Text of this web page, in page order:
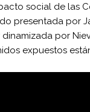
social de las
presentada por
dinamizada por
expuestos